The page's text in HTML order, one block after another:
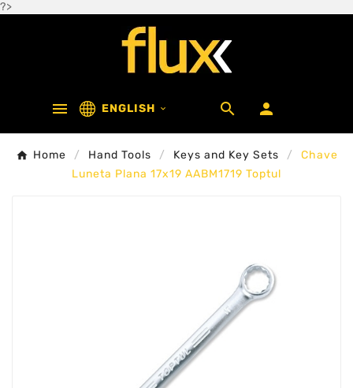
?>
 ENGLISH   
Home Hand Tools Keys and Key Sets
Chave
Luneta Plana 17x19 AABM1719 Toptul